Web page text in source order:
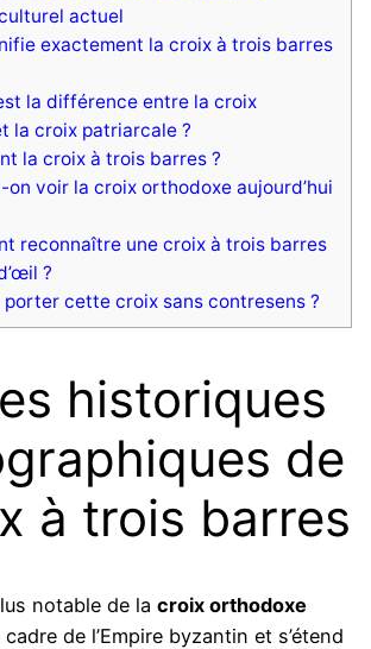
actuel
exactement la croix à trois barres
la différence entre la croix
la croix patriarcale ?
la croix à trois barres ?
on voir la croix orthodoxe aujourd’hui
reconnaître une croix à trois barres
?
porter cette croix sans contresens ?
historiques
de
à trois barres
notable de lacroix orthodoxe
de l’Empire byzantin et s’étend